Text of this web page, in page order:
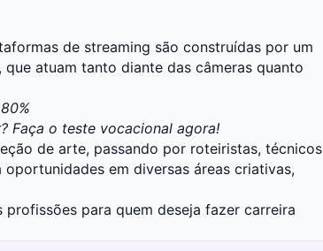
de streaming são construídas por um
atuam tanto diante das câmeras quanto
Faça o teste vocacional agora!
de arte, passando por roteiristas, técnicos
em diversas áreas criativas,
para quem deseja fazer carreira